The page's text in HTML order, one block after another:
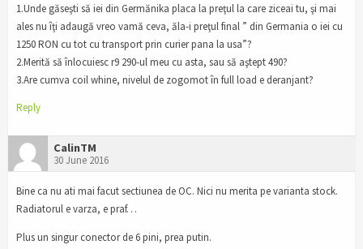
1.Unde găseşti să iei din Germănika placa la preţul la care ziceai tu, şi mai
ales nu îţi adaugă vreo vamă ceva, ăla-i preţul final ” din Germania o iei cu
1250 RON cu tot cu transport prin curier pana la usa”?
2.Merită să înlocuiesc r9 290-ul meu cu asta, sau să aştept 490?
3.Are cumva coil whine, nivelul de zogomot în full load e deranjant?
Reply
CalinTM
30 June 2016
Bine ca nu ati mai facut sectiunea de OC. Nici nu merita pe varianta stock.
Radiatorul e varza, e praf…
Plus un singur conector de 6 pini, prea putin.